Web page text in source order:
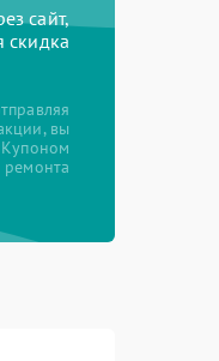
сайт,
скидка
вы
Купоном
ремонта